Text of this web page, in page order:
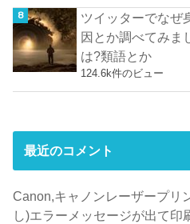
ツイッターでなぜ
因とか調べてみま
は?類語とか
124.6k件のビュー
最近のコメント
Canon,キャノンレーザープリ
し)エラーメッセージが出て印